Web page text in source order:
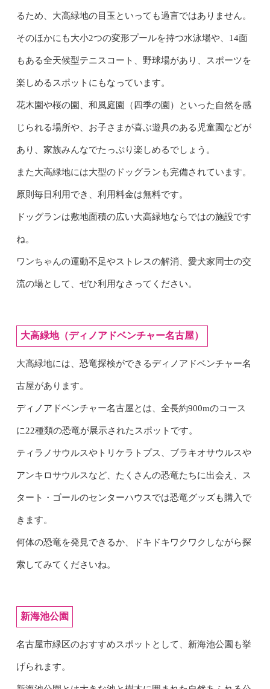
るため、大高緑地の目玉といっても過言ではありません。
そのほかにも大小2つの変形プールを持つ水泳場や、14面
もある全天候型テニスコート、野球場があり、スポーツを
楽しめるスポットにもなっています。
花木園や桜の園、和風庭園（四季の園）といった自然を感
じられる場所や、お子さまが喜ぶ遊具のある児童園などが
あり、家族みんなでたっぷり楽しめるでしょう。
また大高緑地には大型のドッグランも完備されています。
原則毎日利用でき、利用料金は無料です。
ドッグランは敷地面積の広い大高緑地ならではの施設です
ね。
ワンちゃんの運動不足やストレスの解消、愛犬家同士の交
流の場として、ぜひ利用なさってください。
大高緑地（ディノアドベンチャー名古屋）
大高緑地には、恐竜探検ができるディノアドベンチャー名
古屋があります。
ディノアドベンチャー名古屋とは、全長約900mのコース
に22種類の恐竜が展示されたスポットです。
ティラノサウルスやトリケラトプス、ブラキオサウルスや
アンキロサウルスなど、たくさんの恐竜たちに出会え、ス
タート・ゴールのセンターハウスでは恐竜グッズも購入で
きます。
何体の恐竜を発見できるか、ドキドキワクワクしながら探
索してみてくださいね。
新海池公園
名古屋市緑区のおすすめスポットとして、新海池公園も挙
げられます。